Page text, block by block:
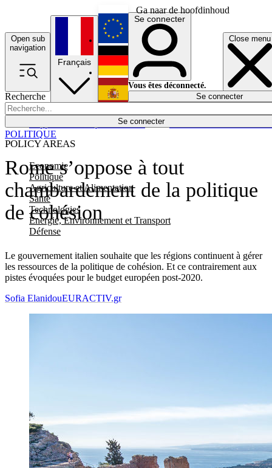
Ga naar de hoofdinhoud
Open sub
navigation
Close menu
Recherche
Se connecter
POLICY AREAS
Economie
Politique
Agriculture et Alimentation
Santé
Technologies
Energie, Environnement et Transport
Défense
Économie
Français
English
Deutsch
Español
Se connecter
Vous êtes déconnecté.
Se connecter
Rome s’oppose à tout
chambardement de la politique
de cohésion
Le gouvernement italien souhaite que les régions continuent à gérer
les ressources de la politique de cohésion. Et ce contrairement aux
pistes évoquées pour le budget européen post-2020.
POLITIQUE
Sofia ElanidouEURACTIV.gr